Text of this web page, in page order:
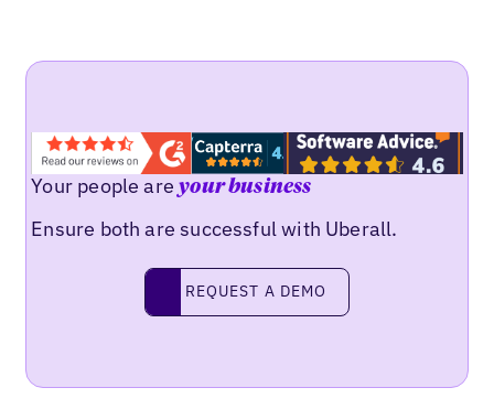
Your people areyour business
Ensure both are successful with Uberall.
request a demo
REQUEST A DEMO